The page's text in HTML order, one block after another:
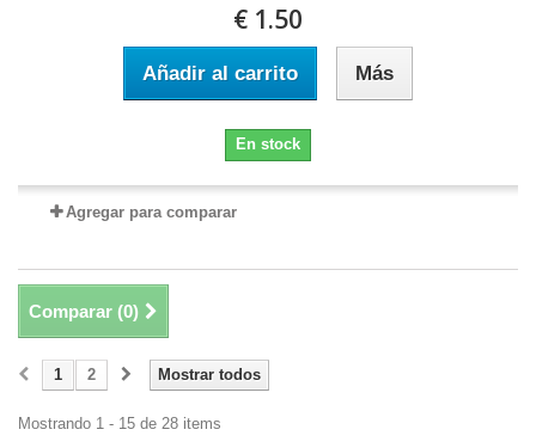
€ 1.50
Añadir al carrito Más
En stock
Agregar para comparar
Comparar (0)
Mostrar todos
1 2
Mostrando 1 - 15 de 28 items